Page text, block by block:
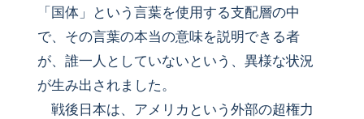
「国体」という言葉を使用する支配層の中
で、その言葉の本当の意味を説明できる者
が、誰一人としていないという、異様な状況
が生み出されました。
戦後日本は、アメリカという外部の超権力